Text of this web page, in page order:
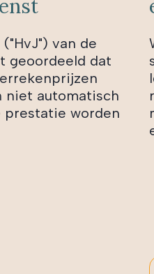
van de
geoordeeld dat
niet automatisch
worden